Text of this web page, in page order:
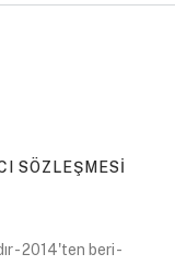
ne derdi var…’
yanında ve bir
SÖZLEŞMESI
- 2014'ten beri -